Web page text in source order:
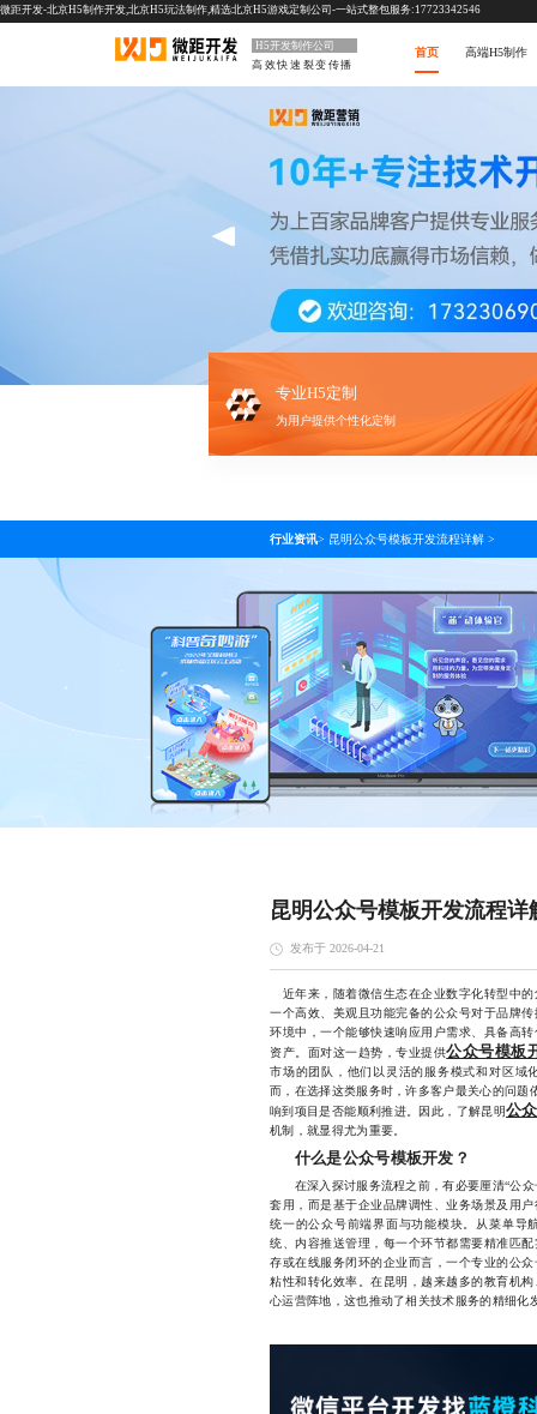
微距开发-北京H5制作开发,北京H5玩法制作,精选北京H5游戏定制公司-一站式整包服务:17723342546
H5开发制作公司
高效快速裂变传播
首页 高端H5制作
专业H5定制
为用户提供个性化定制
行业资讯> 昆明公众号模板开发流程详解 >
昆明公众号模板开发流程详
发布于 2026-04-21
近年来，随着微信生态在企业数字化转型中
一个高效、美观且功能完备的公众号对于品牌
环境中，一个能够快速响应用户需求、具备高
资产。面对这一趋势，专业提供公众号模板
市场的团队，他们以灵活的服务模式和对区域
而，在选择这类服务时，许多客户最关心的问
响到项目是否能顺利推进。因此，了解昆明公
机制，就显得尤为重要。
什么是公众号模板开发？
在深入探讨服务流程之前，有必要厘清“公众
套用，而是基于企业品牌调性、业务场景及用
统一的公众号前端界面与功能模块。从菜单导
统、内容推送管理，每一个环节都需要精准匹
存或在线服务闭环的企业而言，一个专业的公
粘性和转化效率。在昆明，越来越多的教育机
心运营阵地，这也推动了相关技术服务的精细化